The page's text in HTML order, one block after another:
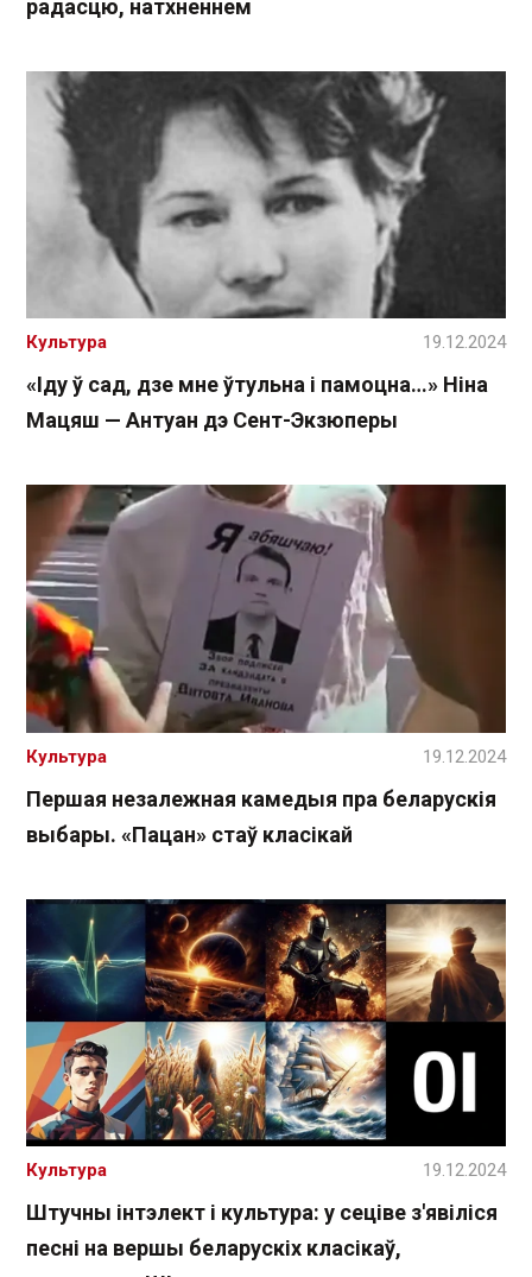
радасцю, натхненнем
«Іду ў сад, дзе мне ўтульна і памоцна…» Ніна
Мацяш — Антуан дэ Сент-Экзюперы
Культура 19.12.2024
Першая незалежная камедыя пра беларускія
выбары. «Пацан» стаў класікай
Культура 19.12.2024
Штучны інтэлект і культура: у сеціве з'явіліся
песні на вершы беларускіх класікаў,
Культура 19.12.2024